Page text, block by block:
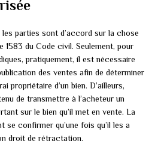
parties sont d’accord sur la chose
1583 du Code civil. Seulement, pour
pratiquement, il est nécessaire
des ventes afin de déterminer
propriétaire d’un bien. D’ailleurs,
de transmettre à l’acheteur un
sur le bien qu’il met en vente. La
se confirmer qu’une fois qu’il les a
droit de rétractation.